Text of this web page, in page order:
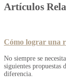
Artículos
Cómo lograr una
No siempre se
siguientes propuestas
diferencia.